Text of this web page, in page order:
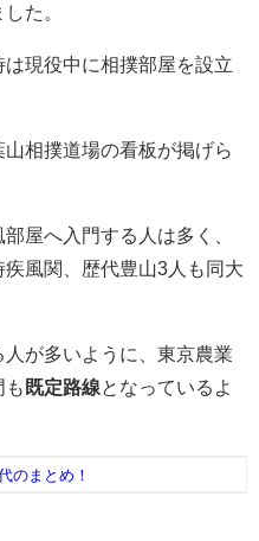
た。
現役中に相撲部屋を設立
相撲道場の看板が掲げら
屋へ入門する人は多く、
風関、歴代豊山3人も同大
が多いように、東京農業
も 既定路線となっているよ
のまとめ！